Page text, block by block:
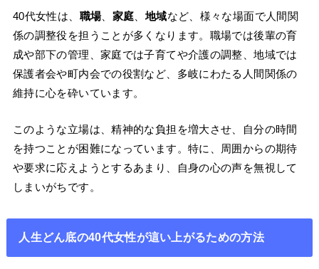
40代女性は、 職場、 家庭 、地域など、様々な場面で人間関
係の調整役を担うことが多くなります。職場では後輩の育
成や部下の管理、家庭では子育てや介護の調整、地域では
保護者会や町内会での役割など、多岐にわたる人間関係の
維持に心を砕いています。
このような立場は、精神的な負担を増大させ、自分の時間
を持つことが困難になっています。特に、周囲からの期待
や要求に応えようとするあまり、自身の心の声を無視して
しまいがちです。
人生どん底の40代女性が這い上がるための方法